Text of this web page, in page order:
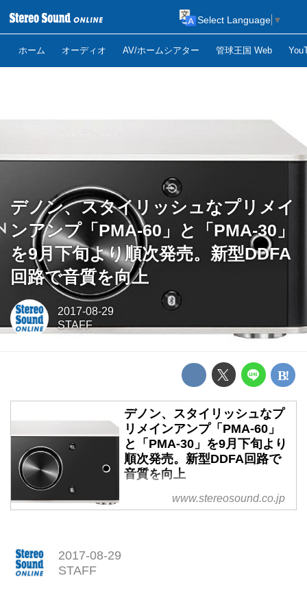
ホーム オーディオ AV/ホームシアター 管球王国 Web
Select Language ▼
デノン、スタイリッシュなプリメイ
ンアンプ「PMA-60」と「PMA-30」
を9月下旬より順次発売。新型DDFA
回路で音質を向上
2017-08-29
STAFF
デノン、スタイリッシュなプ
リメインアンプ「PMA-60」
と「PMA-30」を9月下旬より
順次発売。新型DDFA回路で
音質を向上
デノン、スタイリッシュなプリメ
インアンプ「PMA-60」と「PMA-
www.stereosound.co.jp
2017-08-29
STAFF